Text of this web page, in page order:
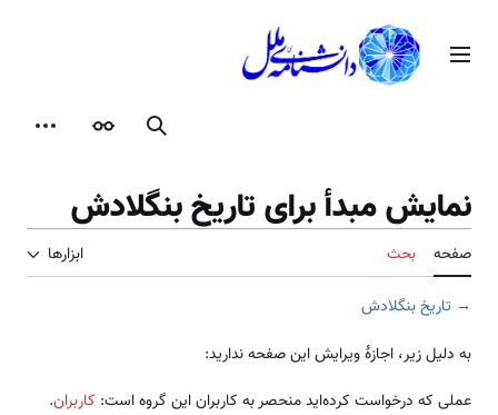
محتوامنوی اصلی
جستجوظاهر
نمایش مبدأ برای تاریخ بنگلادش
صفحه بحث ابزارها
→ تاریخ بنگلادش
به دلیل زیر، اجازهٔ ویرایش این صفحه ندارید:
عملی که درخواست کرده‌اید منحصر به کاربران این گروه است: کاربران.